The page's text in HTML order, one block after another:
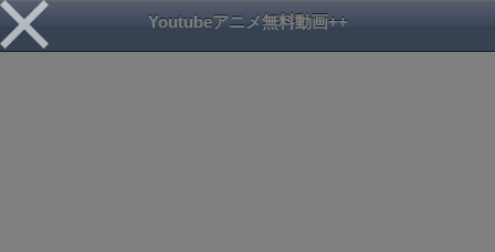
Youtubeアニメ無料動画++